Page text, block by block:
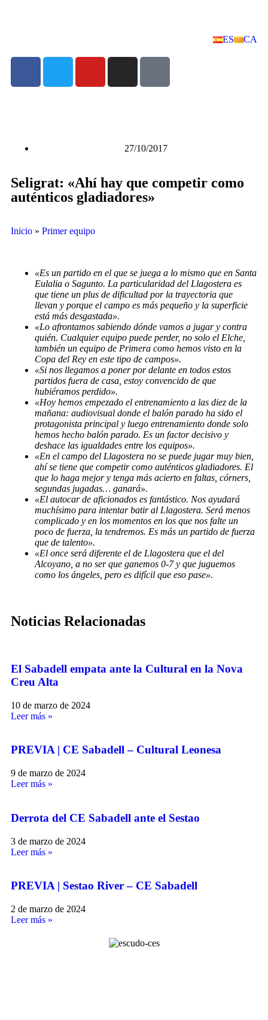
ES CA
27/10/2017
Seligrat: «Ahí hay que competir como
auténticos gladiadores»
Inicio » Primer equipo
«Es un partido en el que se juega a lo mismo que en Santa
Eulalia o Sagunto. La particularidad del Llagostera es
que tiene un plus de dificultad por la trayectoria que
llevan y porque el campo es más pequeño y la superficie
está más desgastada».
«Lo afrontamos sabiendo dónde vamos a jugar y contra
quién. Cualquier equipo puede perder, no solo el Elche,
también un equipo de Primera como hemos visto en la
Copa del Rey en este tipo de campos».
«Si nos llegamos a poner por delante en todos estos
partidos fuera de casa, estoy convencido de que
hubiéramos perdido».
«Hoy hemos empezado el entrenamiento a las diez de la
mañana: audiovisual donde el balón parado ha sido el
protagonista principal y luego entrenamiento donde solo
hemos hecho balón parado. Es un factor decisivo y
deshace las igualdades entre los equipos».
«En el campo del Llagostera no se puede jugar muy bien,
ahí se tiene que competir como auténticos gladiadores. El
que lo haga mejor y tenga más acierto en faltas, córners,
segundas jugadas… ganará».
«El autocar de aficionados es fantástico. Nos ayudará
muchísimo para intentar batir al Llagostera. Será menos
complicado y en los momentos en los que nos falte un
poco de fuerza, la tendremos. Es más un partido de fuerza
que de talento».
«El once será diferente el de Llagostera que el del
Alcoyano, a no ser que ganemos 0-7 y que juguemos
como los ángeles, pero es difícil que eso pase».
Noticias Relacionadas
El Sabadell empata ante la Cultural en la Nova
Creu Alta
10 de marzo de 2024
Leer más »
PREVIA | CE Sabadell – Cultural Leonesa
9 de marzo de 2024
Leer más »
Derrota del CE Sabadell ante el Sestao
3 de marzo de 2024
Leer más »
PREVIA | Sestao River – CE Sabadell
2 de marzo de 2024
Leer más »